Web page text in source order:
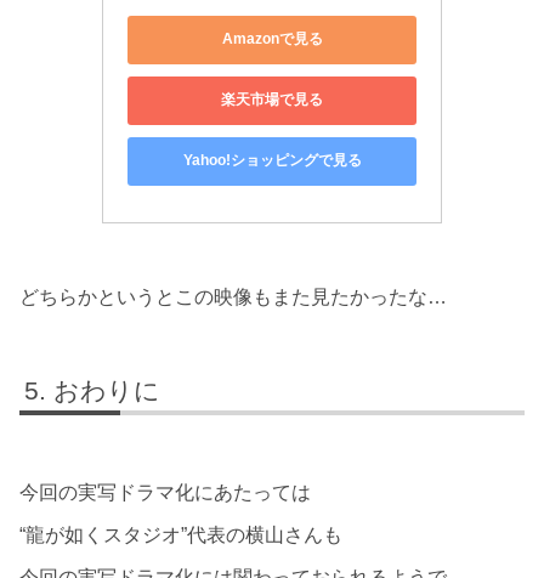
Amazonで見る
楽天市場で見る
Yahoo!ショッピングで見る
どちらかというとこの映像もまた見たかったな…
おわりに
今回の実写ドラマ化にあたっては
“龍が如くスタジオ”代表の横山さんも